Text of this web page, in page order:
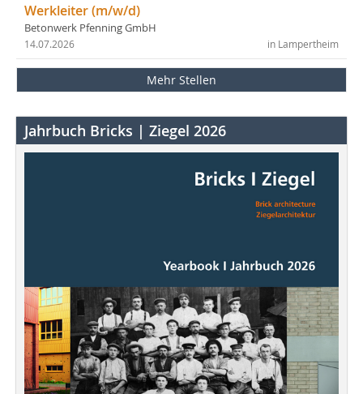
Werkleiter (m/w/d)
Betonwerk Pfenning GmbH
in Lampertheim
14.07.2026
Mehr Stellen
Jahrbuch Bricks | Ziegel 2026